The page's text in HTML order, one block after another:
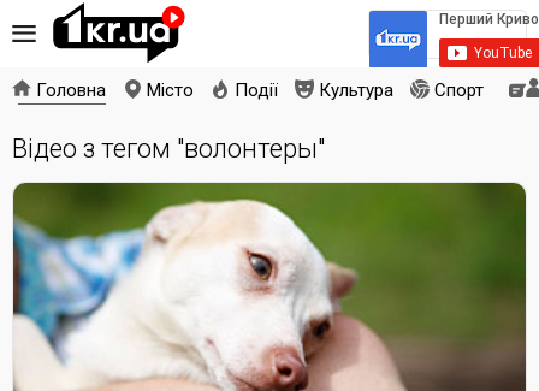
Головна Місто Події Культура Спорт
Відео з тегом "волонтеры"